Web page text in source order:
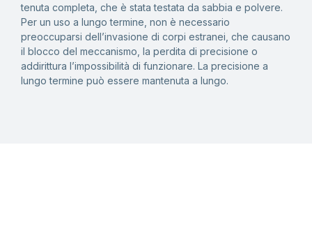
tenuta completa, che è stata testata da sabbia e polvere.
Per un uso a lungo termine, non è necessario
preoccuparsi dell’invasione di corpi estranei, che causano
il blocco del meccanismo, la perdita di precisione o
addirittura l’impossibilità di funzionare. La precisione a
lungo termine può essere mantenuta a lungo.